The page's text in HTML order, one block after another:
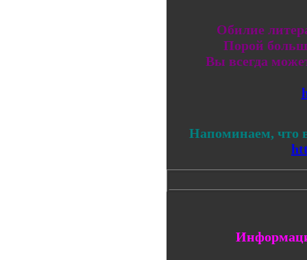
Обилие
Порой
Вы всегда
Напоминаем, что